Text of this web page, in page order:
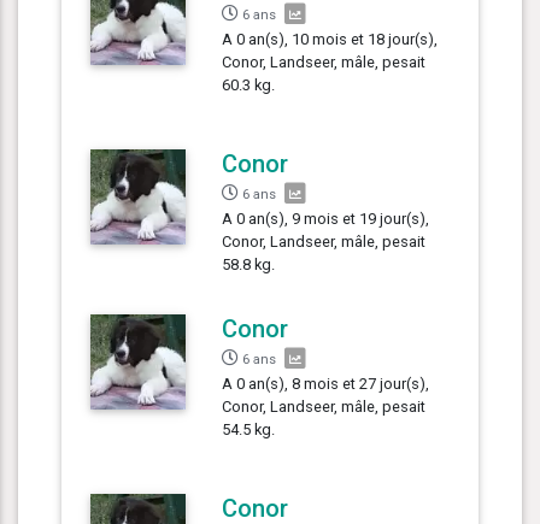
6 ans
A 0 an(s), 10 mois et 18 jour(s),
Conor, Landseer, mâle, pesait
60.3 kg.
Conor
6 ans
A 0 an(s), 9 mois et 19 jour(s),
Conor, Landseer, mâle, pesait
58.8 kg.
Conor
6 ans
A 0 an(s), 8 mois et 27 jour(s),
Conor, Landseer, mâle, pesait
54.5 kg.
Conor